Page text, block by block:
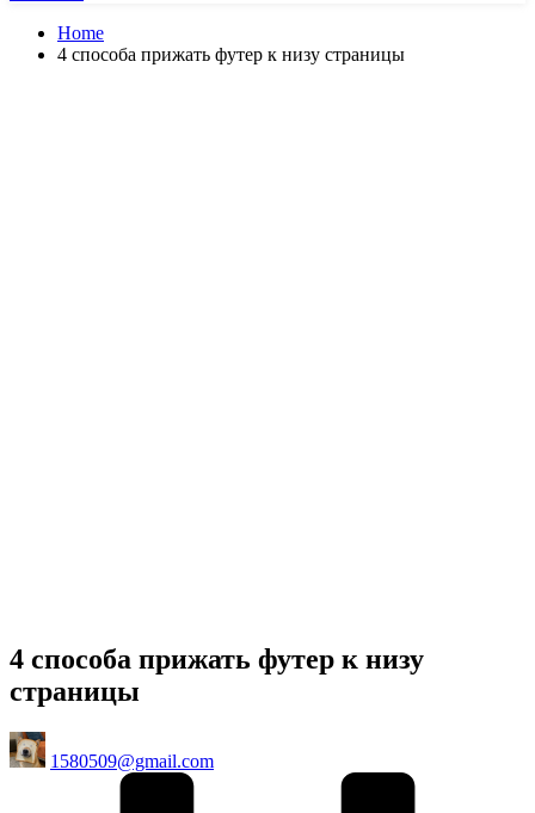
Home
4 способа прижать футер к низу страницы
4 способа прижать футер к низу
страницы
Posted
by
1580509@gmail.com